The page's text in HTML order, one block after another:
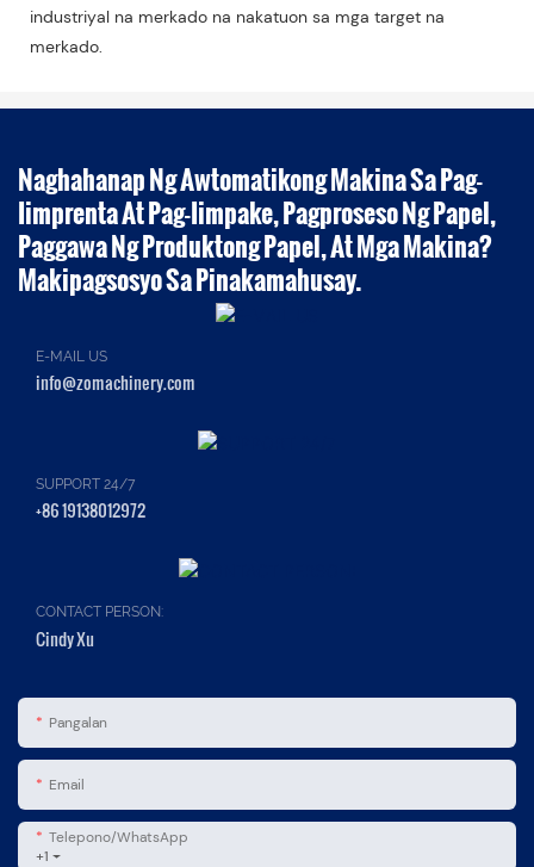
industriyal na merkado na nakatuon sa mga target na
merkado.
Naghahanap Ng Awtomatikong Makina Sa Pag-
Iimprenta At Pag-Iimpake, Pagproseso Ng Papel,
Paggawa Ng Produktong Papel, At Mga Makina?
Makipagsosyo Sa Pinakamahusay.
E-MAIL US
info@zomachinery.com
SUPPORT 24/7
+86 19138012972
CONTACT PERSON:
Cindy Xu
Pangalan
Email
+1
Telepono/whatsApp